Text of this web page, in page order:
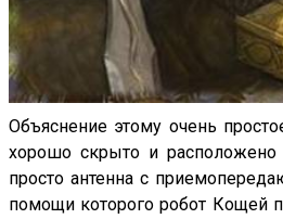
Объяснение этому очень
хорошо скрыто и
просто антенна с
помощи которого робот Кощей